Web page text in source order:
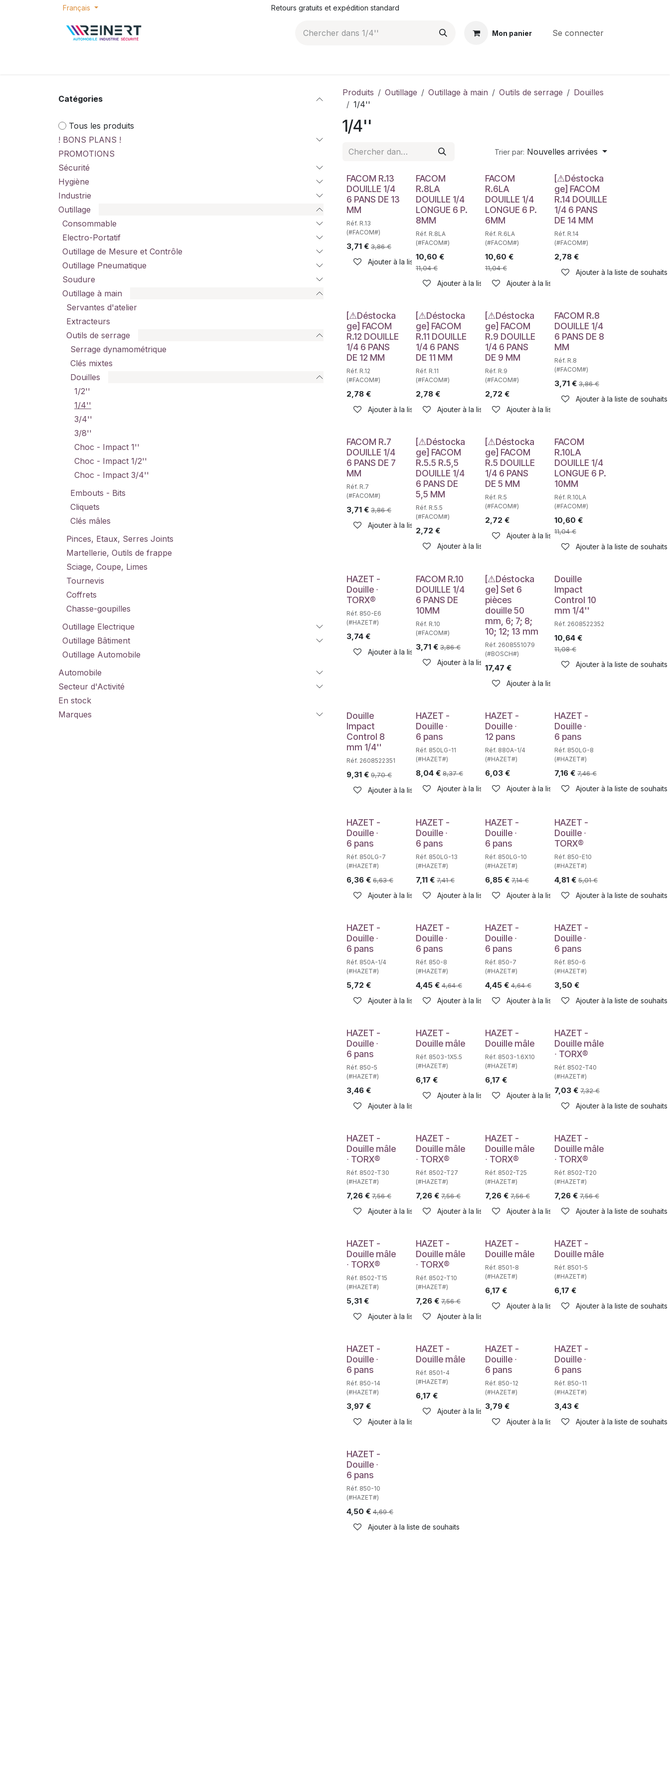
Se rendre au contenu
Français Retours gratuits et expédition standard
Mon panier Se connecter
Catégories
Tous les produits
! BONS PLANS !
PROMOTIONS
Sécurité
Hygiène
Industrie
Outillage
Consommable
Electro-Portatif
Outillage de Mesure et Contrôle
Outillage Pneumatique
Soudure
Outillage à main
Servantes d'atelier
Extracteurs
Outils de serrage
Serrage dynamométrique
Clés mixtes
Douilles
1/2''
1/4''
3/4''
3/8''
Choc - Impact 1''
Choc - Impact 1/2''
Choc - Impact 3/4''
Embouts - Bits
Cliquets
Clés mâles
Pinces, Etaux, Serres Joints
Martellerie, Outils de frappe
Sciage, Coupe, Limes
Tournevis
Coffrets
Chasse-goupilles
Outillage Electrique
Outillage Bâtiment
Outillage Automobile
Automobile
Secteur d'Activité
En stock
Marques
Produits Outillage Outillage à main Outils de serrage
Douilles
1/4''
1/4''
Trier par: Nouvelles arrivées
FACOM R.13
DOUILLE 1/4
6 PANS DE 13
MM
Réf. R.13
(#FACOM#)
3,71 € 3,86€
Ajouter à la liste de souhaits
FACOM
R.8LA
DOUILLE 1/4
LONGUE 6 P.
8MM
Réf. R.8LA
(#FACOM#)
10,60 €
11,04€
Ajouter à la liste de souhaits
FACOM
R.6LA
DOUILLE 1/4
LONGUE 6 P.
6MM
Réf. R.6LA
(#FACOM#)
10,60 €
11,04€
Ajouter à la liste de souhaits
Déstockage
[⚠Déstocka
ge] FACOM
R.14 DOUILLE
1/4 6 PANS
DE 14 MM
Réf. R.14
(#FACOM#)
2,78€
Ajouter à la liste de souhaits
Déstockage
[⚠Déstocka
ge] FACOM
R.12 DOUILLE
1/4 6 PANS
DE 12 MM
Réf. R.12
(#FACOM#)
2,78 €
Ajouter à la liste de souhaits
Déstockage
[⚠Déstocka
ge] FACOM
R.11 DOUILLE
1/4 6 PANS
DE 11 MM
Réf. R.11
(#FACOM#)
2,78€
Ajouter à la liste de souhaits
Déstockage
[⚠Déstocka
ge] FACOM
R.9 DOUILLE
1/4 6 PANS
DE 9 MM
Réf. R.9
(#FACOM#)
2,72 €
Ajouter à la liste de souhaits
FACOM R.8
DOUILLE 1/4
6 PANS DE 8
MM
Réf. R.8
(#FACOM#)
3,71€ 3,86€
Ajouter à la liste de souhaits
FACOM R.7
DOUILLE 1/4
6 PANS DE 7
MM
Réf. R.7
(#FACOM#)
3,71 € 3,86€
Ajouter à la liste de souhaits
Déstockage
[⚠Déstocka
ge] FACOM
R.5.5 R.5,5
DOUILLE 1/4
6 PANS DE
5,5 MM
Réf. R.5.5
(#FACOM#)
2,72 €
Ajouter à la liste de souhaits
Déstockage
[⚠Déstocka
ge] FACOM
R.5 DOUILLE
1/4 6 PANS
DE 5 MM
Réf. R.5
(#FACOM#)
2,72 €
Ajouter à la liste de souhaits
FACOM
R.10LA
DOUILLE 1/4
LONGUE 6 P.
10MM
Réf. R.10LA
(#FACOM#)
10,60 €
11,04€
Ajouter à la liste de souhaits
Déstockage
HAZET -
Douille ∙
TORX®
Réf. 850-E6
(#HAZET#)
3,74 €
Ajouter à la liste de souhaits
FACOM R.10
DOUILLE 1/4
6 PANS DE
10MM
Réf. R.10
(#FACOM#)
3,71€ 3,86€
Ajouter à la liste de souhaits
Déstockage
[⚠Déstocka
ge] Set 6
pièces
douille 50
mm, 6; 7; 8;
10; 12; 13 mm
Réf. 2608551079
(#BOSCH#)
17,47 €
Ajouter à la liste de souhaits
Douille
Impact
Control 10
mm 1/4''
Réf. 2608522352
10,64€
11,08€
Ajouter à la liste de souhaits
Douille
Impact
Control 8
mm 1/4''
Réf. 2608522351
9,31 € 9,70€
Ajouter à la liste de souhaits
HAZET -
Douille ∙
6 pans
Réf. 850LG-11
(#HAZET#)
8,04€ 8,37€
Ajouter à la liste de souhaits
Déstockage
HAZET -
Douille ∙
12 pans
Réf. 880A-1/4
(#HAZET#)
6,03€
Ajouter à la liste de souhaits
HAZET -
Douille ∙
6 pans
Réf. 850LG-8
(#HAZET#)
7,16€ 7,46€
Ajouter à la liste de souhaits
HAZET -
Douille ∙
6 pans
Réf. 850LG-7
(#HAZET#)
6,36 € 6,63€
Ajouter à la liste de souhaits
HAZET -
Douille ∙
6 pans
Réf. 850LG-13
(#HAZET#)
7,11€ 7,41€
Ajouter à la liste de souhaits
HAZET -
Douille ∙
6 pans
Réf. 850LG-10
(#HAZET#)
6,85€ 7,14€
Ajouter à la liste de souhaits
HAZET -
Douille ∙
TORX®
Réf. 850-E10
(#HAZET#)
4,81€ 5,01€
Ajouter à la liste de souhaits
Déstockage
HAZET -
Douille ∙
6 pans
Réf. 850A-1/4
(#HAZET#)
5,72 €
Ajouter à la liste de souhaits
HAZET -
Douille ∙
6 pans
Réf. 850-8
(#HAZET#)
4,45€ 4,64€
Ajouter à la liste de souhaits
HAZET -
Douille ∙
6 pans
Réf. 850-7
(#HAZET#)
4,45€ 4,64€
Ajouter à la liste de souhaits
Déstockage
HAZET -
Douille ∙
6 pans
Réf. 850-6
(#HAZET#)
3,50 €
Ajouter à la liste de souhaits
Déstockage
HAZET -
Douille ∙
6 pans
Réf. 850-5
(#HAZET#)
3,46 €
Ajouter à la liste de souhaits
Déstockage
HAZET -
Douille mâle
Réf. 8503-1X5.5
(#HAZET#)
6,17 €
Ajouter à la liste de souhaits
Déstockage
HAZET -
Douille mâle
Réf. 8503-1.6X10
(#HAZET#)
6,17 €
Ajouter à la liste de souhaits
HAZET -
Douille mâle
∙ TORX®
Réf. 8502-T40
(#HAZET#)
7,03€ 7,32€
Ajouter à la liste de souhaits
HAZET -
Douille mâle
∙ TORX®
Réf. 8502-T30
(#HAZET#)
7,26 € 7,56€
Ajouter à la liste de souhaits
HAZET -
Douille mâle
∙ TORX®
Réf. 8502-T27
(#HAZET#)
7,26€ 7,56€
Ajouter à la liste de souhaits
HAZET -
Douille mâle
∙ TORX®
Réf. 8502-T25
(#HAZET#)
7,26€ 7,56€
Ajouter à la liste de souhaits
HAZET -
Douille mâle
∙ TORX®
Réf. 8502-T20
(#HAZET#)
7,26€ 7,56€
Ajouter à la liste de souhaits
Déstockage
HAZET -
Douille mâle
∙ TORX®
Réf. 8502-T15
(#HAZET#)
5,31 €
Ajouter à la liste de souhaits
HAZET -
Douille mâle
∙ TORX®
Réf. 8502-T10
(#HAZET#)
7,26€ 7,56€
Ajouter à la liste de souhaits
Déstockage
HAZET -
Douille mâle
Réf. 8501-8
(#HAZET#)
6,17 €
Ajouter à la liste de souhaits
Déstockage
HAZET -
Douille mâle
Réf. 8501-5
(#HAZET#)
6,17 €
Ajouter à la liste de souhaits
Déstockage
HAZET -
Douille ∙
6 pans
Réf. 850-14
(#HAZET#)
3,97 €
Ajouter à la liste de souhaits
Déstockage
HAZET -
Douille mâle
Réf. 8501-4
(#HAZET#)
6,17 €
Ajouter à la liste de souhaits
Déstockage
HAZET -
Douille ∙
6 pans
Réf. 850-12
(#HAZET#)
3,79€
Ajouter à la liste de souhaits
Déstockage
HAZET -
Douille ∙
6 pans
Réf. 850-11
(#HAZET#)
3,43€
Ajouter à la liste de souhaits
HAZET -
Douille ∙
6 pans
Réf. 850-10
(#HAZET#)
4,50 € 4,69€
Ajouter à la liste de souhaits